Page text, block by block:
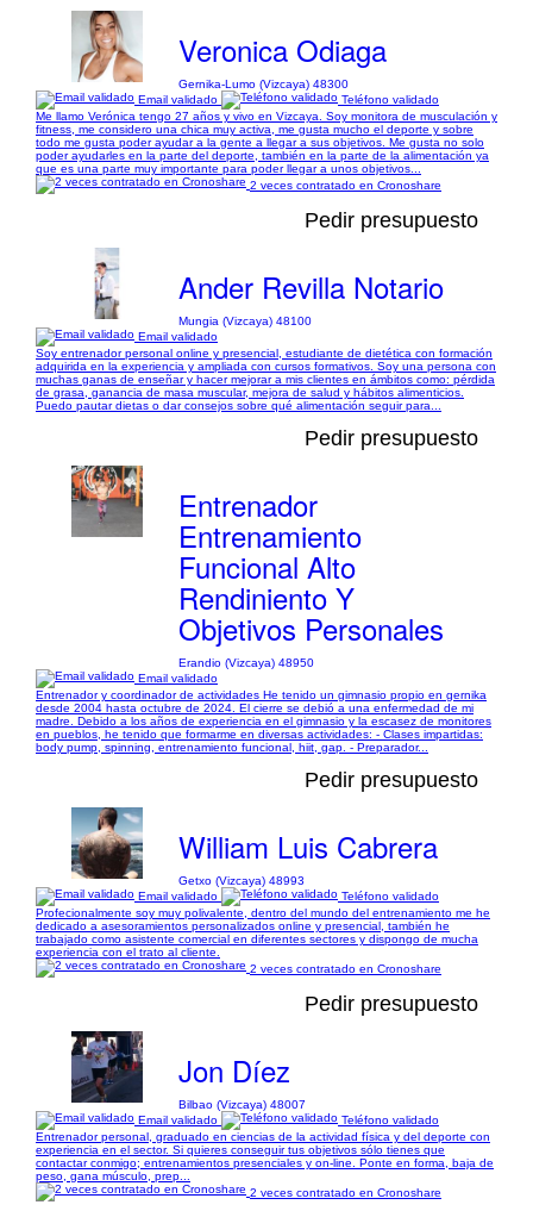
Veronica Odiaga
Gernika-Lumo (Vizcaya) 48300
Email validado
Teléfono validado
Me llamo Verónica tengo 27 años y vivo en Vizcaya. Soy monitora de musculación y
fitness, me considero una chica muy activa, me gusta mucho el deporte y sobre
todo me gusta poder ayudar a la gente a llegar a sus objetivos. Me gusta no solo
poder ayudarles en la parte del deporte, también en la parte de la alimentación ya
que es una parte muy importante para poder llegar a unos objetivos...
2 veces contratado en Cronoshare
Pedir presupuesto
Ander Revilla Notario
Mungia (Vizcaya) 48100
Email validado
Soy entrenador personal online y presencial, estudiante de dietética con formación
adquirida en la experiencia y ampliada con cursos formativos. Soy una persona con
muchas ganas de enseñar y hacer mejorar a mis clientes en ámbitos como: pérdida
de grasa, ganancia de masa muscular, mejora de salud y hábitos alimenticios.
Puedo pautar dietas o dar consejos sobre qué alimentación seguir para...
Pedir presupuesto
Entrenador
Entrenamiento
Funcional Alto
Rendiniento Y
Objetivos Personales
Erandio (Vizcaya) 48950
Email validado
Entrenador y coordinador de actividades He tenido un gimnasio propio en gernika
desde 2004 hasta octubre de 2024. El cierre se debió a una enfermedad de mi
madre. Debido a los años de experiencia en el gimnasio y la escasez de monitores
en pueblos, he tenido que formarme en diversas actividades: - Clases impartidas:
body pump, spinning, entrenamiento funcional, hiit, gap. - Preparador...
Pedir presupuesto
William Luis Cabrera
Getxo (Vizcaya) 48993
Email validado
Teléfono validado
Profecionalmente soy muy polivalente, dentro del mundo del entrenamiento me he
dedicado a asesoramientos personalizados online y presencial, también he
trabajado como asistente comercial en diferentes sectores y dispongo de mucha
experiencia con el trato al cliente.
2 veces contratado en Cronoshare
Pedir presupuesto
Jon Díez
Bilbao (Vizcaya) 48007
Email validado
Teléfono validado
Entrenador personal, graduado en ciencias de la actividad física y del deporte con
experiencia en el sector. Si quieres conseguir tus objetivos sólo tienes que
contactar conmigo; entrenamientos presenciales y on-line. Ponte en forma, baja de
peso, gana músculo, prep...
2 veces contratado en Cronoshare